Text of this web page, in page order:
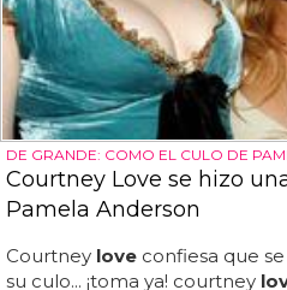
DE GRANDE: COMO EL CULO DE
Courtney Love se hizo
Pamela Anderson
Courtney love confiesa que se
su culo... ¡toma ya! courtney